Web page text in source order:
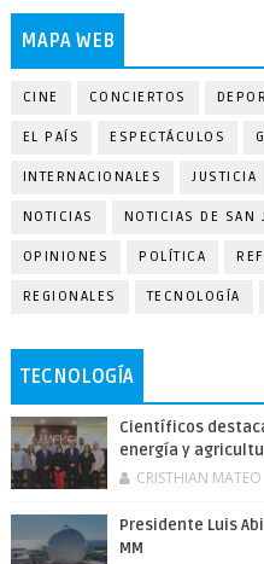
MAPA WEB
CINE CONCIERTOS
EL PAÍS ESPECTÁCULOS
INTERNACIONALES JUSTICIA
NOTICIAS NOTICIAS DE SAN
OPINIONES POLÍTICA
REGIONALES TECNOLOGÍA
TECNOLOGÍA
Científicos
energía y
CRISTHIAN MATEO
Presidente Luis
MM